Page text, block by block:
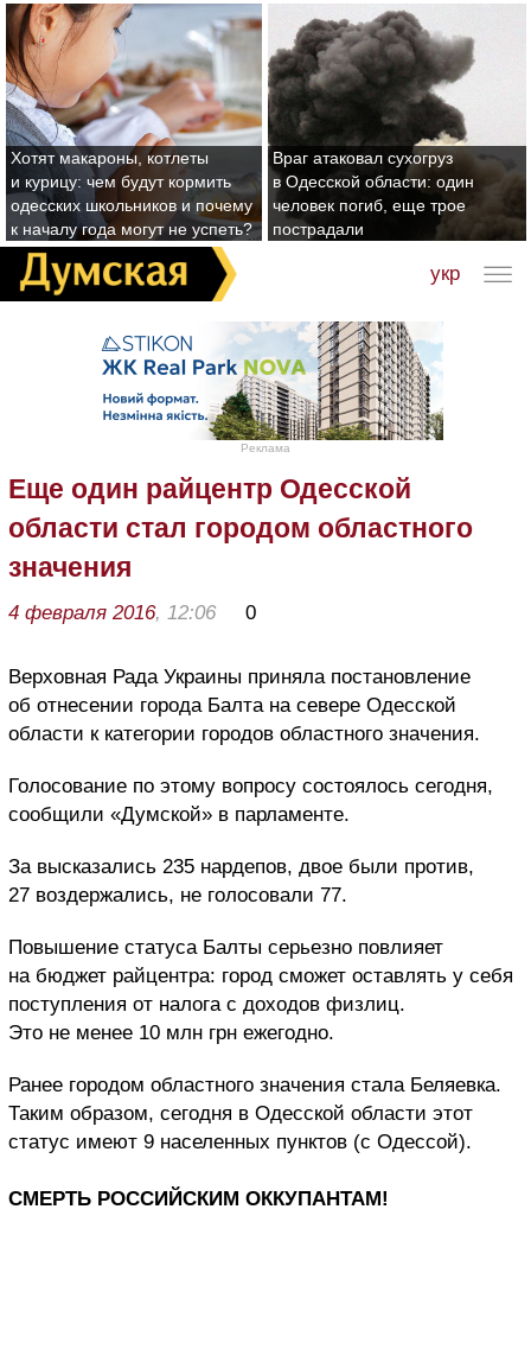
Хотят макароны, котлеты
и курицу: чем будут кормить
одесских школьников и почему
к началу года могут не успеть?
Враг атаковал сухогруз
в Одесской области: один
человек погиб, еще трое
пострадали
укр
Реклама
Еще один райцентр Одесской
области стал городом областного
значения
4 февраля 2016, 12:06 0
Верховная Рада Украины приняла постановление
об отнесении города Балта на севере Одесской
области к категории городов областного значения.
Голосование по этому вопросу состоялось сегодня,
сообщили «Думской» в парламенте.
За высказались 235 нардепов, двое были против,
27 воздержались, не голосовали 77.
Повышение статуса Балты серьезно повлияет
на бюджет райцентра: город сможет оставлять у себя
поступления от налога с доходов физлиц.
Это не менее 10 млн грн ежегодно.
Ранее городом областного значения стала Беляевка.
Таким образом, сегодня в Одесской области этот
статус имеют 9 населенных пунктов (с Одессой).
СМЕРТЬ РОССИЙСКИМ ОККУПАНТАМ!